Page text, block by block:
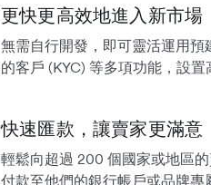
更快更高效地進入新市場
無需自行開發，即可靈活運用
的客戶 (KYC) 等多項功能，設置
快速匯款，讓賣家更滿意
輕鬆向超過 200 個國家或地區
付款至他們的銀行帳戶或品牌專